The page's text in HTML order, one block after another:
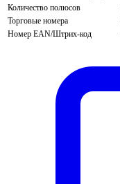
Количество полюсов
Торговые номера
Номер EAN/Штрих-код